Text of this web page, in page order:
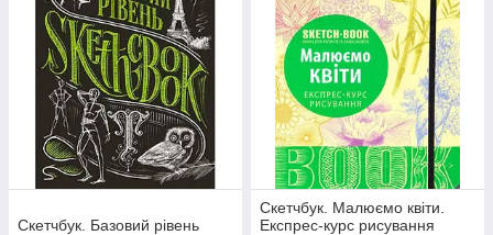
Скетчбук. Базовий рівень
Скетчбук. Малюємо квіти.
Експрес-курс рисування